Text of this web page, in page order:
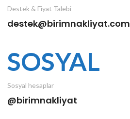
Destek & Fiyat Talebi
destek@birimnakliyat.com
SOSYAL
Sosyal hesaplar
@birimnakliyat